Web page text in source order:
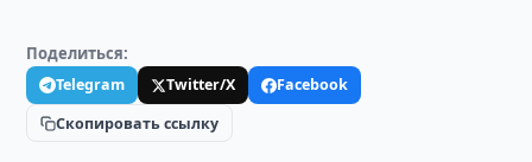
Поделиться:
Telegram Twitter/X
Facebook
Скопировать ссылку